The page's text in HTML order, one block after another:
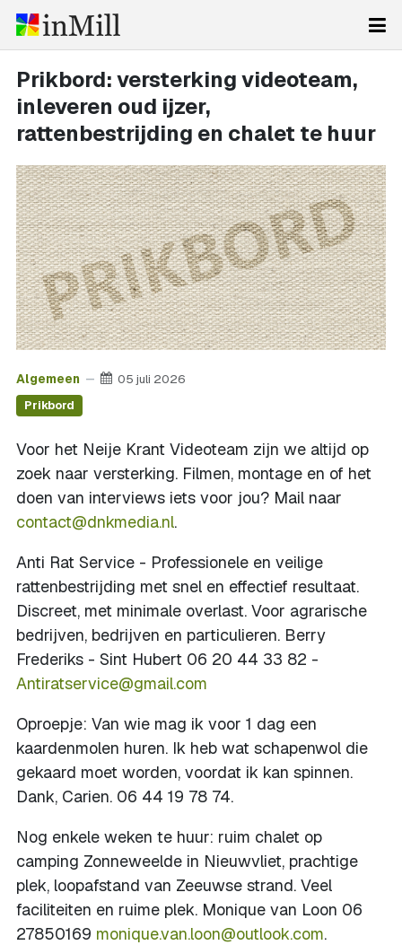
Prikbord: versterking videoteam,
inleveren oud ijzer,
rattenbestrijding en chalet te huur
Algemeen 05 juli 2026
Prikbord
Voor het Neije Krant Videoteam zijn we altijd op
zoek naar versterking. Filmen, montage en of het
doen van interviews iets voor jou? Mail naar
contact@dnkmedia.nl.
Anti Rat Service - Professionele en veilige
rattenbestrijding met snel en effectief resultaat.
Discreet, met minimale overlast. Voor agrarische
bedrijven, bedrijven en particulieren. Berry
Frederiks - Sint Hubert 06 20 44 33 82 -
Antiratservice@gmail.com
Oproepje: Van wie mag ik voor 1 dag een
kaardenmolen huren. Ik heb wat schapenwol die
gekaard moet worden, voordat ik kan spinnen.
Dank, Carien. 06 44 19 78 74.
Nog enkele weken te huur: ruim chalet op
camping Zonneweelde in Nieuwvliet, prachtige
plek, loopafstand van Zeeuwse strand. Veel
faciliteiten en ruime plek. Monique van Loon 06
27850169 monique.van.loon@outlook.com.